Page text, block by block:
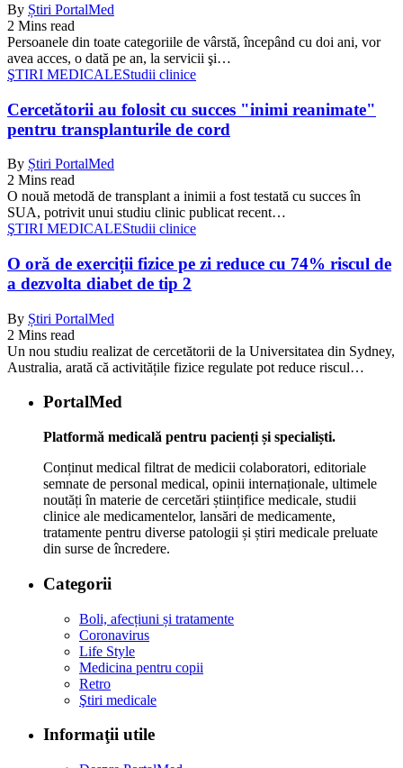
By Știri PortalMed
2 Mins read
Persoanele din toate categoriile de vârstă, începând cu doi ani, vor
avea acces, o dată pe an, la servicii şi…
ŞTIRI MEDICALEStudii clinice
Cercetătorii au folosit cu succes "inimi reanimate"
pentru transplanturile de cord
By Știri PortalMed
2 Mins read
O nouă metodă de transplant a inimii a fost testată cu succes în
SUA, potrivit unui studiu clinic publicat recent…
ŞTIRI MEDICALEStudii clinice
O oră de exerciții fizice pe zi reduce cu 74% riscul de
a dezvolta diabet de tip 2
By Știri PortalMed
2 Mins read
Un nou studiu realizat de cercetătorii de la Universitatea din Sydney,
Australia, arată că activitățile fizice regulate pot reduce riscul…
PortalMed
Platformă medicală pentru pacienți și specialiști.
Conținut medical filtrat de medicii colaboratori, editoriale
semnate de personal medical, opinii internaționale, ultimele
noutăți în materie de cercetări științifice medicale, studii
clinice ale medicamentelor, lansări de medicamente,
tratamente pentru diverse patologii și știri medicale preluate
din surse de încredere.
Categorii
Boli, afecțiuni și tratamente
Coronavirus
Life Style
Medicina pentru copii
Retro
Ştiri medicale
Informaţii utile